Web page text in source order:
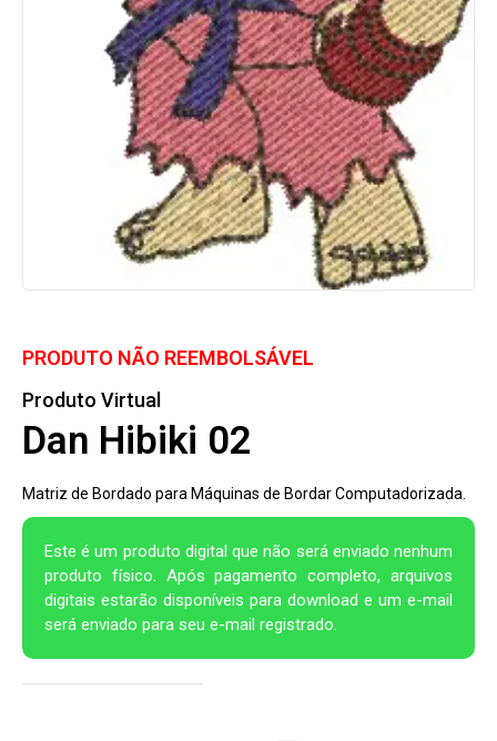
PRODUTO NÃO REEMBOLSÁVEL
Produto Virtual
Dan Hibiki 02
Matriz de Bordado para Máquinas de Bordar Computadorizada.
Este é um produto digital que não será enviado nenhum
produto físico. Após pagamento completo, arquivos
digitais estarão disponíveis para download e um e-mail
será enviado para seu e-mail registrado.